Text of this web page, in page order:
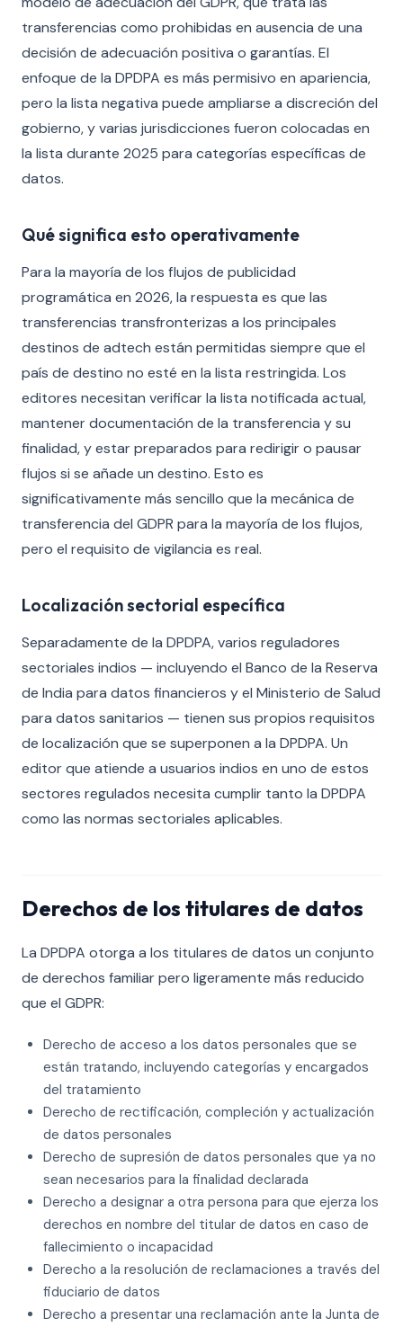
transferencias como prohibidas en ausencia de una
decisión de adecuación positiva o garantías. El
enfoque de la DPDPA es más permisivo en apariencia,
pero la lista negativa puede ampliarse a discreción del
gobierno, y varias jurisdicciones fueron colocadas en
la lista durante 2025 para categorías específicas de
datos.
Qué significa esto operativamente
Para la mayoría de los flujos de publicidad
programática en 2026, la respuesta es que las
transferencias transfronterizas a los principales
destinos de adtech están permitidas siempre que el
país de destino no esté en la lista restringida. Los
editores necesitan verificar la lista notificada actual,
mantener documentación de la transferencia y su
finalidad, y estar preparados para redirigir o pausar
flujos si se añade un destino. Esto es
significativamente más sencillo que la mecánica de
transferencia del GDPR para la mayoría de los flujos,
pero el requisito de vigilancia es real.
Localización sectorial específica
Separadamente de la DPDPA, varios reguladores
sectoriales indios — incluyendo el Banco de la Reserva
de India para datos financieros y el Ministerio de Salud
para datos sanitarios — tienen sus propios requisitos
de localización que se superponen a la DPDPA. Un
editor que atiende a usuarios indios en uno de estos
sectores regulados necesita cumplir tanto la DPDPA
como las normas sectoriales aplicables.
Derechos de los titulares de datos
La DPDPA otorga a los titulares de datos un conjunto
de derechos familiar pero ligeramente más reducido
que el GDPR:
Derecho de acceso a los datos personales que se
están tratando, incluyendo categorías y encargados
del tratamiento
Derecho de rectificación, compleción y actualización
de datos personales
Derecho de supresión de datos personales que ya no
sean necesarios para la finalidad declarada
Derecho a designar a otra persona para que ejerza los
derechos en nombre del titular de datos en caso de
fallecimiento o incapacidad
Derecho a la resolución de reclamaciones a través del
fiduciario de datos
Derecho a presentar una reclamación ante la Junta de